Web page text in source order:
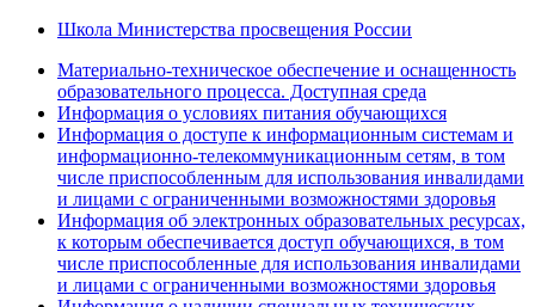
Школа Министерства просвещения России
Материально-техническое обеспечение и оснащенность
образовательного процесса. Доступная среда
Информация о условиях питания обучающихся
Информация о доступе к информационным системам и
информационно-телекоммуникационным сетям, в том
числе приспособленным для использования инвалидами
и лицами с ограниченными возможностями здоровья
Информация об электронных образовательных ресурсах,
к которым обеспечивается доступ обучающихся, в том
числе приспособленные для использования инвалидами
и лицами с ограниченными возможностями здоровья